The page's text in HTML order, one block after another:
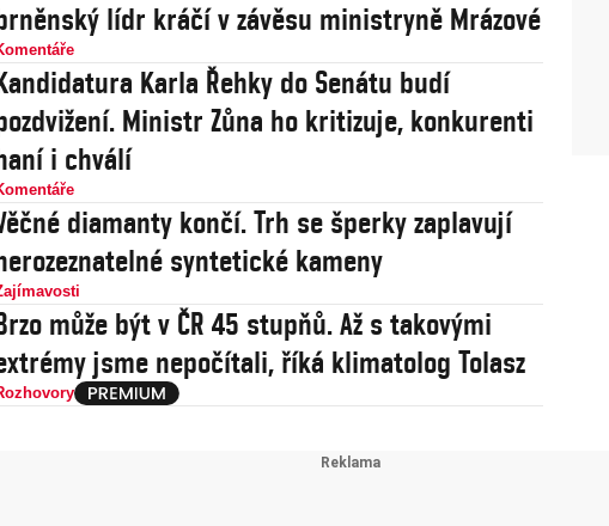
lídr kráčí v závěsu ministryně Mrázové
Karla Řehky do Senátu budí
Ministr Zůna ho kritizuje, konkurenti
i chválí
diamanty končí. Trh se šperky zaplavují
syntetické kameny
může být v ČR 45 stupňů. Až s takovými
jsme nepočítali, říká klimatolog Tolasz